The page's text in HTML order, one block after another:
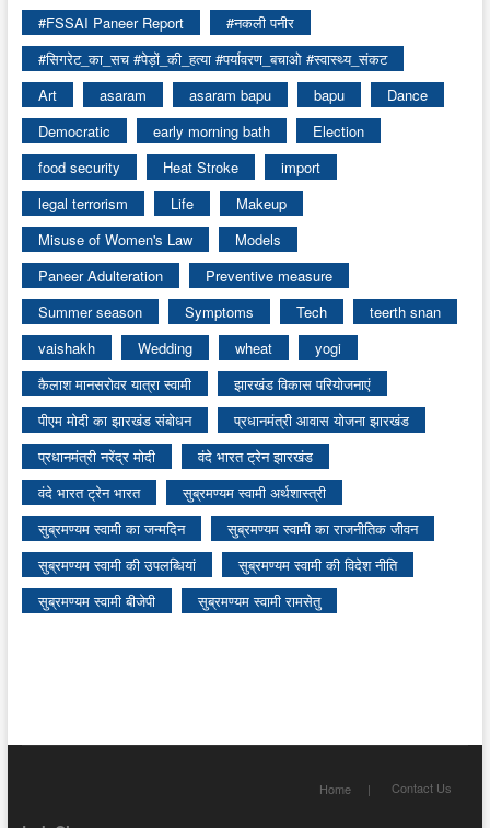
#FSSAI Paneer Report
#नकली पनीर
#सिगरेट_का_सच #पेड़ों_की_हत्या #पर्यावरण_बचाओ #स्वास्थ्य_संकट
Art
asaram asaram bapu bapu
Dance
Democratic
early morning bath
Election
food security
Heat Stroke
import
legal terrorism
Life
Makeup
Misuse of Women's Law
Models
Paneer Adulteration
Preventive measure
Summer season
Symptoms Tech
teerth snan
vaishakh
Wedding wheat
yogi
कैलाश मानसरोवर यात्रा स्वामी
झारखंड विकास परियोजनाएं
पीएम मोदी का झारखंड संबोधन
प्रधानमंत्री आवास योजना झारखंड
प्रधानमंत्री नरेंद्र मोदी
वंदे भारत ट्रेन झारखंड
वंदे भारत ट्रेन भारत
सुब्रमण्यम स्वामी अर्थशास्त्री
सुब्रमण्यम स्वामी का जन्मदिन
सुब्रमण्यम स्वामी का राजनीतिक जीवन
सुब्रमण्यम स्वामी की उपलब्धियां
सुब्रमण्यम स्वामी की विदेश नीति
सुब्रमण्यम स्वामी बीजेपी
सुब्रमण्यम स्वामी रामसेतु
Home Contact Us